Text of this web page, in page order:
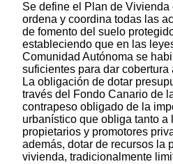
Se define el Plan de
ordena y coordina todas las
de fomento del suelo
estableciendo que en las
Comunidad Autónoma se
suficientes para dar
La obligación de dotar
través del Fondo Canario de
contrapeso obligado de la
urbanístico que obliga tanto
propietarios y promotores
además, dotar de recursos la
vivienda, tradicionalmente